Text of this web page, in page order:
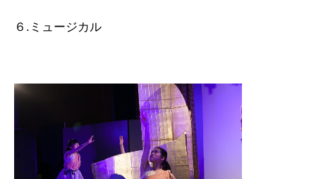
６.ミュージカル